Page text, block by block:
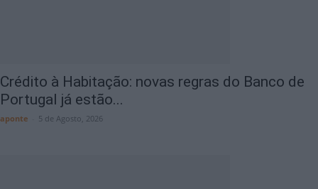
Crédito à Habitação: novas regras do Banco de
Portugal já estão...
aponte 5 de Agosto, 2026